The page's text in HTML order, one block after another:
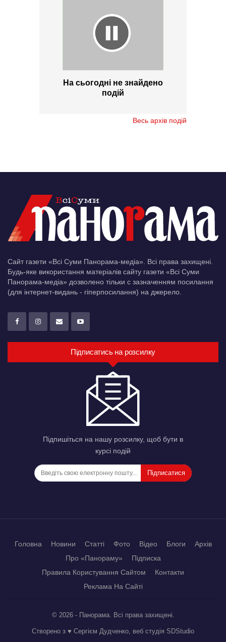
На сьогодні не знайдено
подій
Весь архів подій
Сайт газети «Всі Суми Панорама-медіа». Всі права захищені.
Будь-яке використання матеріалів сайту газети «Всі Суми
Панорама-медіа» дозволено тільки c зазначенням посилання
(для інтернет-видань - гіперпосилання) на джерело.
Підписатись на розсилку
Підпишіться на нашу розсилку, щоб бути в
курсі подій
Підписатися
Головна Новини Статті Фото Відео Блоги
Архів
Про «Панораму»
Підписка
Правила Користування Сайтом
Контакти
Реклама На Сайті
© 2026 - Панорама. Всі права захищені.
Створено з ♥ Сергієм Дудченко, веб студія SDStudio